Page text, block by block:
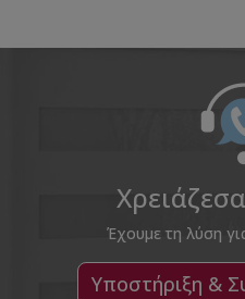
Έχουμε τη λύση
Υποστήριξη &